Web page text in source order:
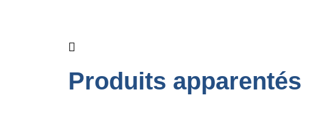
Produits apparentés